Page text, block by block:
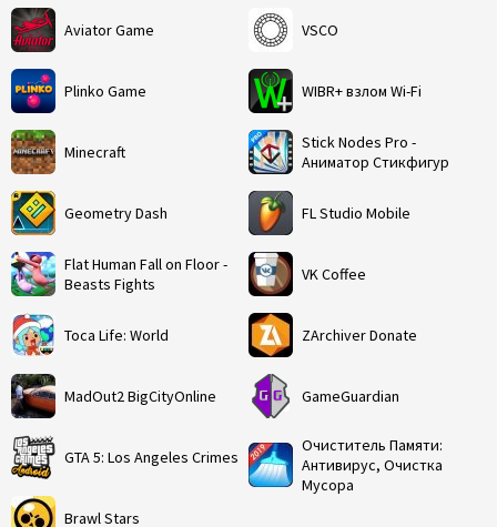
Aviator Game
Plinko Game
Minecraft
Geometry Dash
Flat Human Fall on Floor -
Beasts Fights
Toca Life: World
MadOut2 BigCityOnline
GTA 5: Los Angeles Crimes
Brawl Stars
VSCO
WIBR+ взлом Wi-Fi
Stick Nodes Pro -
Аниматор Стикфигур
FL Studio Mobile
VK Coffee
ZArchiver Donate
GameGuardian
Очиститель Памяти:
Антивирус, Очистка
Мусора